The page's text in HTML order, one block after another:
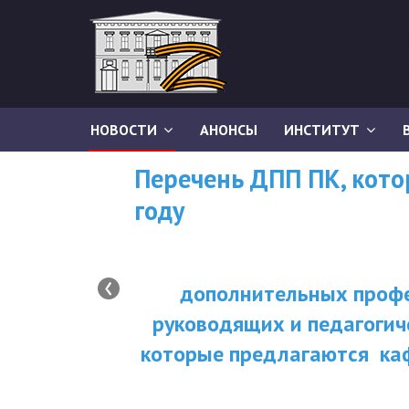
НОВОСТИ АНОНСЫ ИНСТИТУТ
Перечень ДПП ПК,
году
дополнительных
руководящих и
которые предлагаются
‹